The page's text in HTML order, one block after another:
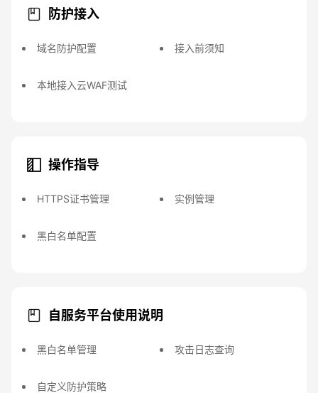
防护接入
域名防护配置 接入前须知
本地接入云WAF测试
操作指导
HTTPS证书管理 实例管理
黑白名单配置
自服务平台使用说明
黑白名单管理 攻击日志查询
自定义防护策略